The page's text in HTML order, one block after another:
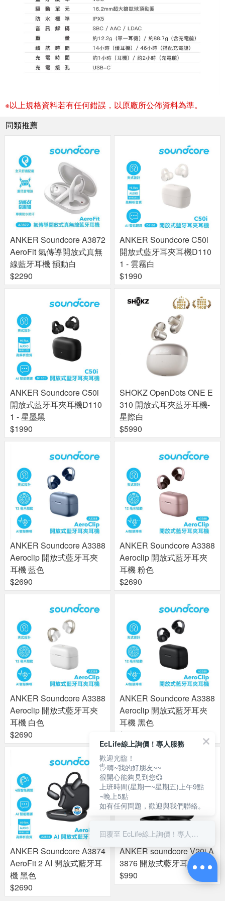
※以上規格資料若有任何錯誤，以原廠所公佈資料為準。
同類推薦
ANKER Soundcore A3872
AeroFit 氣傳導開放式真無
線藍牙耳機 韻動白
$2290
ANKER Soundcore C50i
開放式藍牙耳夾耳機D110
1 - 雲霧白
$1990
ANKER Soundcore C50i
開放式藍牙耳夾耳機D110
1 - 星墨黑
$1990
SHOKZ OpenDots ONE E
310 開放式耳夾藍牙耳機-
星際白
$5990
ANKER Soundcore A3388
Aeroclip 開放式藍牙耳夾
耳機 藍色
$2690
ANKER Soundcore A3388
Aeroclip 開放式藍牙耳夾
耳機 粉色
$2690
ANKER Soundcore A3388
Aeroclip 開放式藍牙耳夾
耳機 白色
$2690
ANKER Soundcore A3388
Aeroclip 開放式藍牙耳夾
耳機 黑色
$2690
ANKER Soundcore A3874
AeroFit 2 AI 開放式藍牙耳
機 黑色
$2690
ANKER soundcore V20i A
3876 開放式藍牙耳機 黑
$990
EcLife線上詢價！專人服務
歡迎光臨！
🖐嗨~我的好朋友~~
很開心能夠見到您💞
上班時間(星期一~星期五)上午9點
~晚上5點
如有任何問題，歡迎與我們聯絡。
回覆至 EcLife線上詢價！專人服務